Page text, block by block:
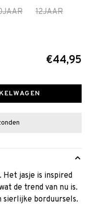
12JAAR
€44,95
Het jasje is inspired
de trend van nu is.
sierlijke borduursels.